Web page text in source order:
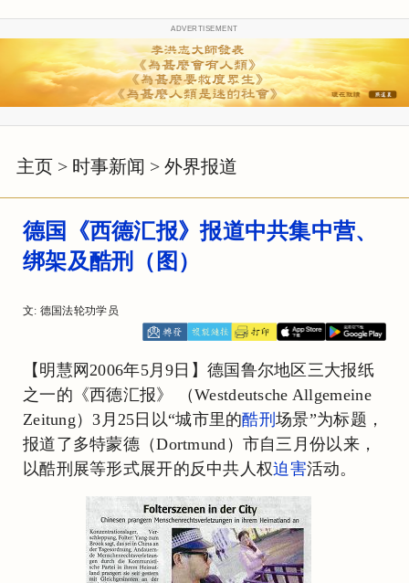
ADVERTISEMENT
主页 > 时事新闻 > 外界报道
德国《西德汇报》报道中共集中营、
绑架及酷刑（图）
文: 德国法轮功学员
【明慧网2006年5月9日】德国鲁尔地区三大报纸
之一的《西德汇报》 （Westdeutsche Allgemeine
Zeitung）3月25日以“城市里的酷刑场景”为标题，
报道了多特蒙德（Dortmund）市自三月份以来，
以酷刑展等形式展开的反中共人权迫害活动。